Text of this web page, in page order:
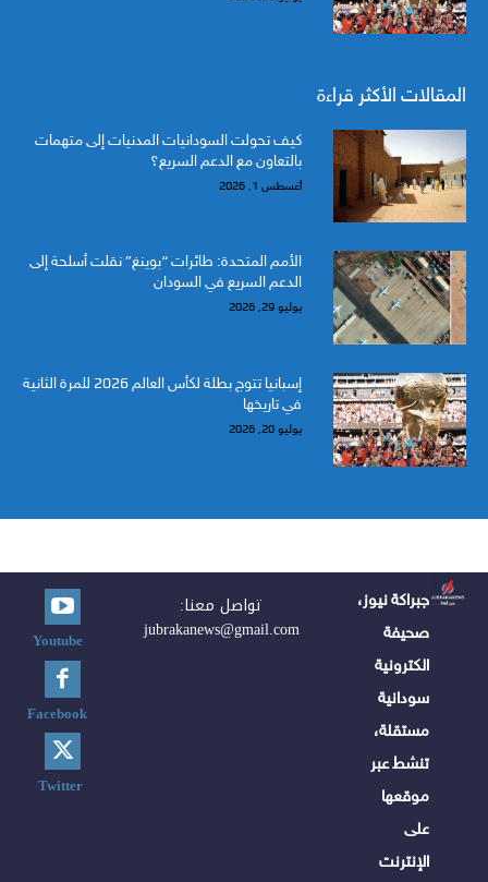
المقالات الأكثر قراءة
كيف تحولت السودانيات المدنيات إلى متهمات
بالتعاون مع الدعم السريع؟
أغسطس 1, 2026
الأمم المتحدة: طائرات “بوينغ” نقلت أسلحة إلى
الدعم السريع في السودان
يوليو 29, 2026
إسبانيا تتوج بطلة لكأس العالم 2026 للمرة الثانية
في تاريخها
يوليو 20, 2026
جبراكة نيوز،
صحيفة
الكترونية
سودانية
مستقلة،
تنشط عبر
موقعها
على
الإنترنت
تواصل معنا:
jubrakanews@gmail.com
Youtube
Facebook
Twitter